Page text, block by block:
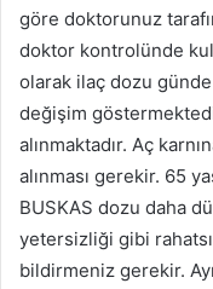
göre doktorunuz
doktor kontrolünde
olarak ilaç dozu
değişim
alınmaktadır. Aç
alınması gerekir. 65
BUSKAS dozu daha
yetersizliği gibi
bildirmeniz gerekir.